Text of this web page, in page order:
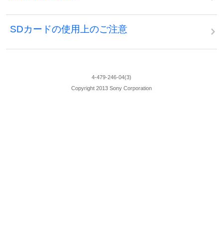
SDカードの使用上のご注意
4-479-246-04(3)
Copyright 2013 Sony Corporation